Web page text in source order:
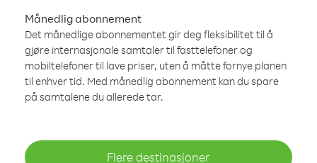
Månedlig abonnement
Det månedlige abonnementet gir deg fleksibilitet til å
gjøre internasjonale samtaler til fasttelefoner og
mobiltelefoner til lave priser, uten å måtte fornye planen
til enhver tid. Med månedlig abonnement kan du spare
på samtalene du allerede tar.
Flere destinasjoner